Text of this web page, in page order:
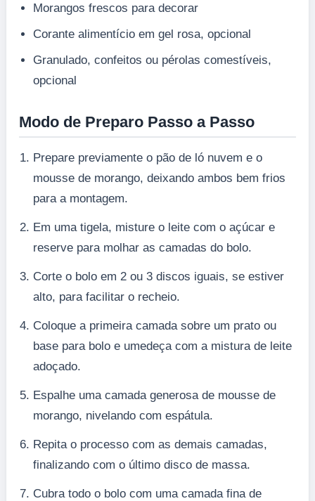
Morangos frescos para decorar
Corante alimentício em gel rosa, opcional
Granulado, confeitos ou pérolas comestíveis,
opcional
Modo de Preparo Passo a Passo
Prepare previamente o pão de ló nuvem e o
mousse de morango, deixando ambos bem frios
para a montagem.
Em uma tigela, misture o leite com o açúcar e
reserve para molhar as camadas do bolo.
Corte o bolo em 2 ou 3 discos iguais, se estiver
alto, para facilitar o recheio.
Coloque a primeira camada sobre um prato ou
base para bolo e umedeça com a mistura de leite
adoçado.
Espalhe uma camada generosa de mousse de
morango, nivelando com espátula.
Repita o processo com as demais camadas,
finalizando com o último disco de massa.
Cubra todo o bolo com uma camada fina de